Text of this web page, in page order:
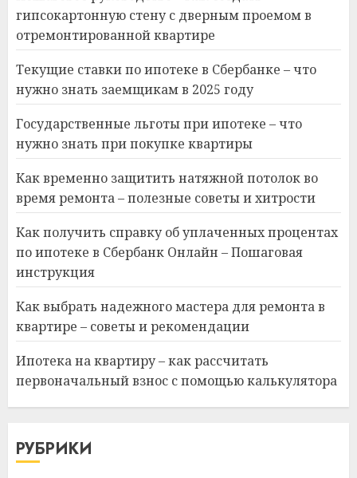
гипсокартонную стену с дверным проемом в
отремонтированной квартире
Текущие ставки по ипотеке в Сбербанке – что
нужно знать заемщикам в 2025 году
Государственные льготы при ипотеке – что
нужно знать при покупке квартиры
Как временно защитить натяжной потолок во
время ремонта – полезные советы и хитрости
Как получить справку об уплаченных процентах
по ипотеке в Сбербанк Онлайн – Пошаговая
инструкция
Как выбрать надежного мастера для ремонта в
квартире – советы и рекомендации
Ипотека на квартиру – как рассчитать
первоначальный взнос с помощью калькулятора
РУБРИКИ